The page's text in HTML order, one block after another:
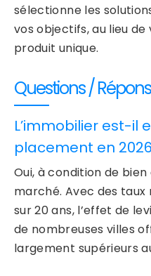
sélectionne les
vos objectifs, au lieu
produit unique.
Questions /
L’immobilier est-il
placement en
Oui, à condition de
marché. Avec des taux
sur 20 ans, l’effet de
de nombreuses villes
largement supérieurs